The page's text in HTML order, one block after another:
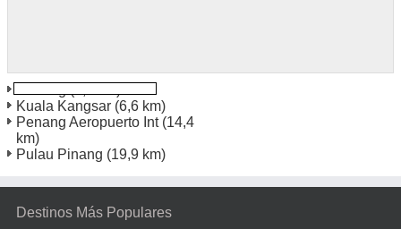
Penang(1,9 km)
Kuala Kangsar (6,6 km)
Penang Aeropuerto Int(14,4
km)
Pulau Pinang (19,9 km)
Destinos Más Populares